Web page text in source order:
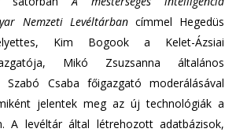
Nemzeti Levéltárbancímmel Hegedüs
Kim Bogook a Kelet-Ázsiai
Mikó Zsuzsanna általános
Szabó Csaba főigazgató moderálásával
jelentek meg az új technológiák a
A levéltár által létrehozott adatbázisok,